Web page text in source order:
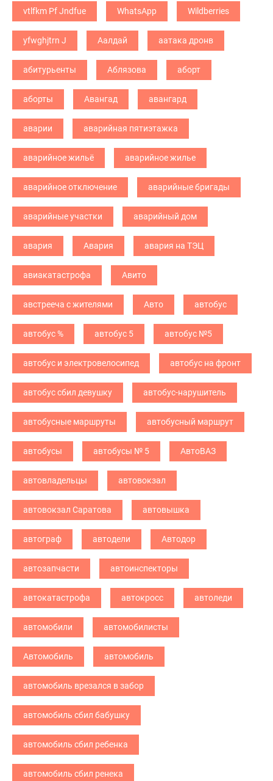
vtlfkm Pf Jndfue WhatsApp Wildberries
yfwghjtrn J Аалдай аатака дронв
абитурьенты Аблязова аборт
аборты Авангад авангард
аварии аварийная пятиэтажка
аварийное жильё аварийное жилье
аварийное отключение аварийные бригады
аварийные участки аварийный дом
авария Авария авария на ТЭЦ
авиакатастрофа Авито
австрееча с жителями Авто автобус
автобус % автобус 5 автобус №5
автобус и электровелосипед автобус на фронт
автобус сбил девушку автобус-нарушитель
автобусные маршруты автобусный маршрут
автобусы автобусы № 5 АвтоВАЗ
автовладельцы автовокзал
автовокзал Саратова автовышка
автограф автодели Автодор
автозапчасти автоинспекторы
автокатастрофа автокросс автоледи
автомобили автомобилисты
Автомобиль автомобиль
автомобиль врезался в забор
автомобиль сбил бабушку
автомобиль сбил ребенка
автомобиль сбил ренека